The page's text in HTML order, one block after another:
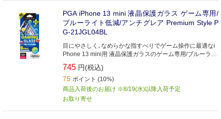
PGA iPhone 13 mini 液晶保護ガラス ゲーム専用/
ブルーライト低減/アンチグレア Premium Style P
G-21JGL04BL
目にやさしく､なめらかな指すべりでゲーム操作に最適なi
Phone 13 mini用 液晶保護ガラスのゲーム専用/ブルーライ
ト低減/アンチグレアタイプ
745 円(税込)
75 ポイント (10%)
商品入荷後のお届け ※8/19(水)以降入荷予定
お取り寄せ